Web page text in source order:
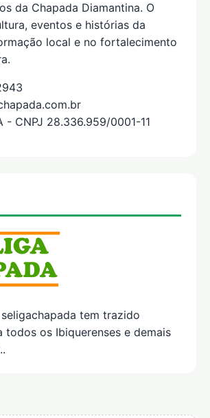
da Chapada Diamantina. O
eventos e histórias da
local e no fortalecimento
- CNPJ 28.336.959/0001-11
tem trazido
todos os Ibiquerenses e demais